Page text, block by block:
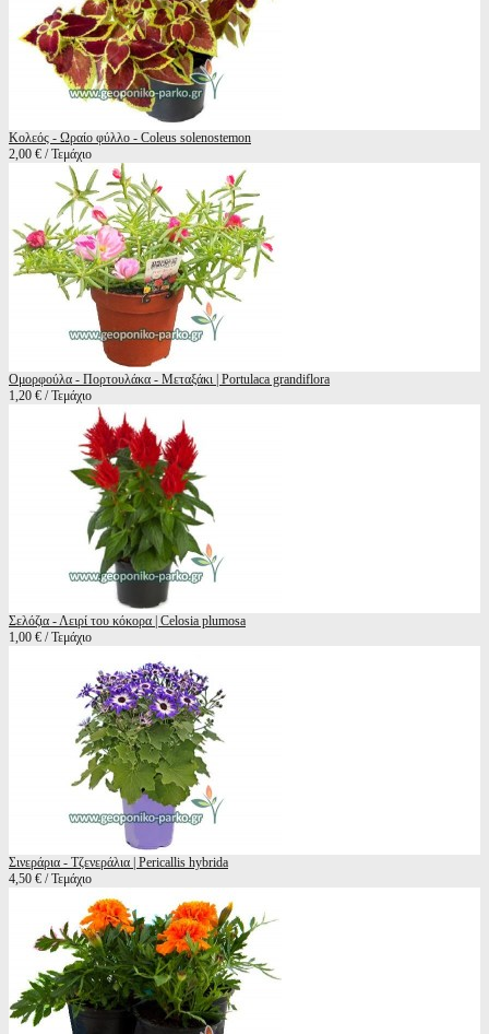
Κολεός - Ωραίο φύλλο - Coleus solenostemon
2,00 € / Τεμάχιο
Ομορφούλα - Πορτουλάκα - Μεταξάκι | Portulaca grandiflora
1,20 € / Τεμάχιο
Σελόζια - Λειρί του κόκορα | Celosia plumosa
1,00 € / Τεμάχιο
Σινεράρια - Τζενεράλια | Pericallis hybrida
4,50 € / Τεμάχιο